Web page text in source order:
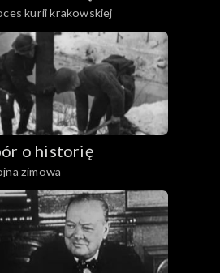
kurii krakowskiej
o historię
zimowa